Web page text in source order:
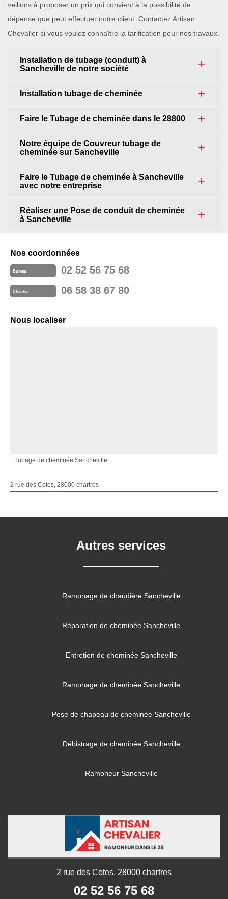
veillons à proposer un prix qui convient à la possibilité de
dépense que peut effectuer notre client. Contactez Artisan
Chevalier si vous voulez connaître la tarification pour nos travaux.
Installation de tubage (conduit) à
Sancheville de notre société
Installation tubage de cheminée
Faire le Tubage de cheminée dans le 28800
Notre équipe de Couvreur tubage de
cheminée sur Sancheville
Faire le Tubage de cheminée à Sancheville
avec notre entreprise
Réaliser une Pose de conduit de cheminée
à Sancheville
Nos coordonnées
Bureau 02 52 56 75 68
Chantier 06 58 38 67 80
Nous localiser
Tubage de cheminée Sancheville
2 rue des Cotes, 28000 chartres
Autres services
Ramonage de chaudière Sancheville
Réparation de cheminée Sancheville
Entretien de cheminée Sancheville
Ramonage de cheminée Sancheville
Pose de chapeau de cheminée Sancheville
Débistrage de cheminée Sancheville
Ramoneur Sancheville
2 rue des Cotes, 28000 chartres
02 52 56 75 68